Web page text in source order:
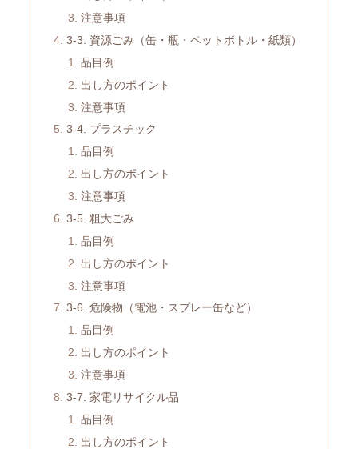
注意事項
3-3. 資源ごみ（缶・瓶・ペットボトル・紙類）
品目例
出し方のポイント
注意事項
3-4. プラスチック
品目例
出し方のポイント
注意事項
3-5. 粗大ごみ
品目例
出し方のポイント
注意事項
3-6. 危険物（電池・スプレー缶など）
品目例
出し方のポイント
注意事項
3-7. 家電リサイクル品
品目例
出し方のポイント